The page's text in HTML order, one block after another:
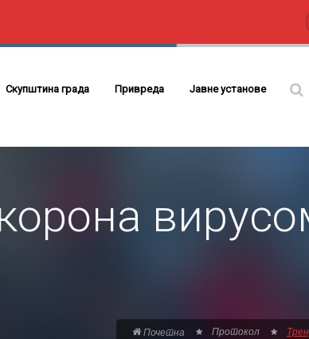
Скупштина града Привреда Јавне установе
Почетна Протокол